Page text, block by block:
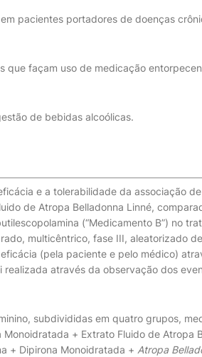
pacientes portadores de doenças
que façam uso de medicação
de bebidas alcoólicas.
e a tolerabilidade da associação
de Atropa Belladonna Linné,
(“Medicamento B”) no
multicêntrico, fase III, aleatorizado
(pela paciente e pelo médico)
através da observação dos
subdivididas em quatro grupos,
+ Extrato Fluido de Atropa
+ Dipirona Monoidratada + Atropa